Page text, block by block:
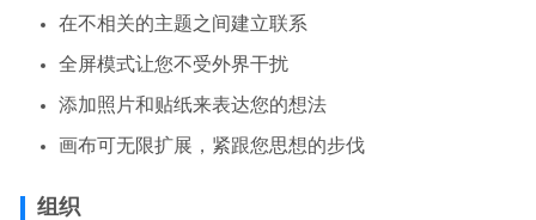
在不相关的主题之间建立联系
全屏模式让您不受外界干扰
添加照片和贴纸来表达您的想法
画布可无限扩展，紧跟您思想的步伐
组织